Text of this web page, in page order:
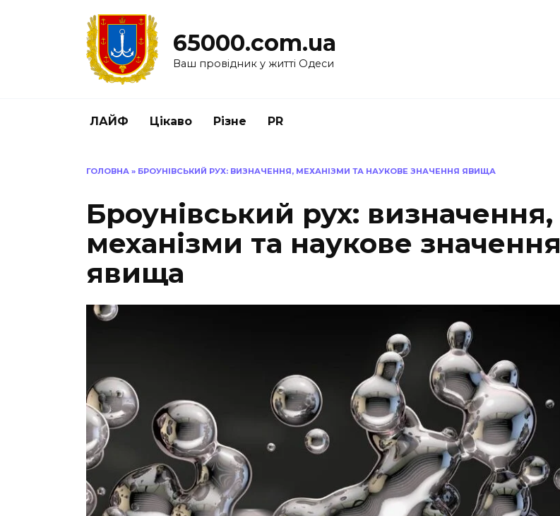
65000.com.ua
Ваш провідник у житті Одеси
ЛАЙФ Цікаво Різне PR
ГОЛОВНА » БРОУНІВСЬКИЙ РУХ: ВИЗНАЧЕННЯ, МЕХАНІЗМИ ТА НАУКОВЕ ЗНАЧЕННЯ ЯВИЩА
Броунівський рух: визначення,
механізми та наукове значення
явища